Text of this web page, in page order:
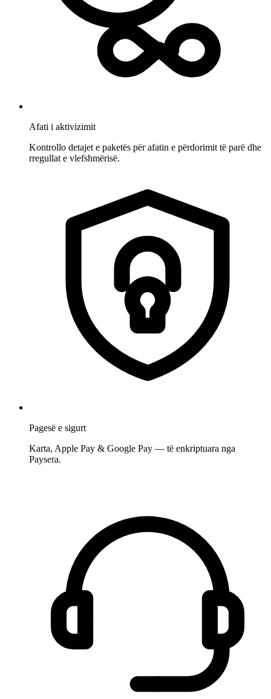
Afati i aktivizimit
Kontrollo detajet e paketës për afatin e përdorimit të parë dhe
rregullat e vlefshmërisë.
Pagesë e sigurt
Karta, Apple Pay & Google Pay — të enkriptuara nga
Paysera.